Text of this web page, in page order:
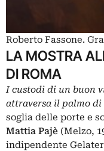
Roberto Fassone.
LA MOSTRA
DI ROMA
I custodi di un buon
attraversa il palmo di
soglia delle porte e
Mattia Pajè (Melzo,
indipendente